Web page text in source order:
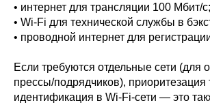
• интернет для трансляции 100 Мбит/с;
• Wi‑Fi для технической службы в
• проводной интернет для
Если требуются отдельные сети (для
прессы/подрядчиков), приоритезация
идентификация в Wi‑Fi‑сети — это